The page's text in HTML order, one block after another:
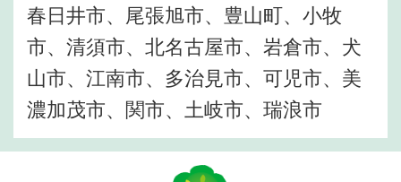
春日井市、尾張旭市、豊山町、小牧
市、清須市、北名古屋市、岩倉市、犬
山市、江南市、多治見市、可児市、美
濃加茂市、関市、土岐市、瑞浪市